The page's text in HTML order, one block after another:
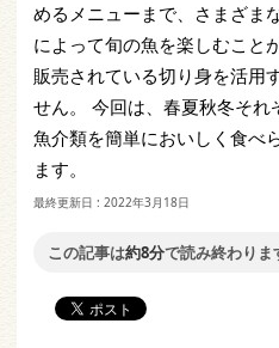
めるメニューまで、さまざま
によって旬の魚を楽しむこと
販売されている切り身を活用
せん。 今回は、春夏秋冬それ
魚介類を簡単においしく食べ
ます。
最終更新日 : 2022年3月18日
この記事は約8分で読み終わりま